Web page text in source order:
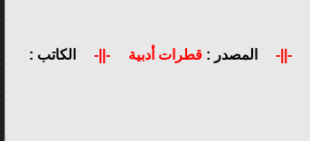
-||- المصدر :قطرات أدبية -||-
الكاتب :